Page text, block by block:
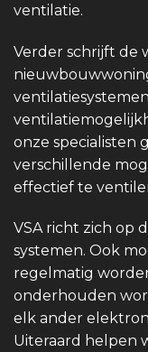
ventilatie.
Verder schrijft de
onze specialisten
verschillende
effectief te
VSA richt zich op
systemen. Ook
regelmatig
onderhouden
elk ander
Uiteraard helpen